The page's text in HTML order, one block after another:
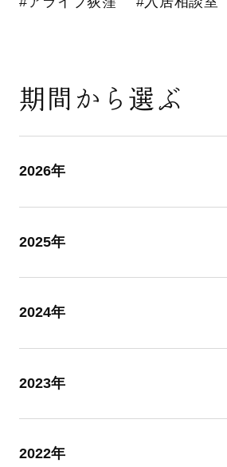
期間から選ぶ
2026年
2025年
2024年
2023年
2022年